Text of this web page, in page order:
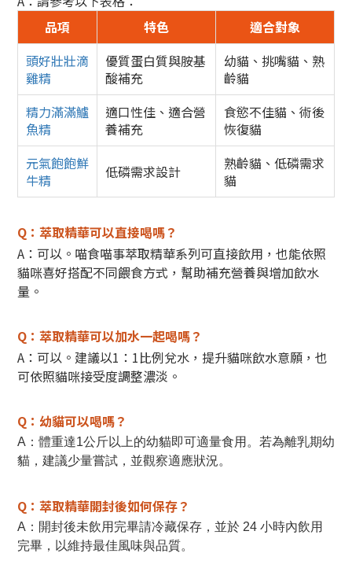
品項
特色
適合對象
頭好壯壯滴
雞精
優質蛋白質與胺基
酸補充
幼貓、挑嘴貓、熟
齡貓
精力滿滿鱸
魚精
適口性佳、適合營
養補充
食慾不佳貓、術後
恢復貓
元氣飽飽鮮
牛精
低磷需求設計
熟齡貓、低磷需求
貓
Q：萃取精華可以直接喝嗎？
A： 可以。喵食喵事萃取精華系列可直接飲用，也能依照
貓咪喜好搭配不同餵食方式，幫助補充營養與增加飲水
量。
Q： 萃取精華可以加水一起喝嗎？
A：可以。 建議以1：1比例兌水，提升貓咪飲水意願，也
可依照貓咪接受度調整濃淡。
Q： 幼貓可以喝嗎？
A：體重達1公斤以上的幼貓即可適量食用。若為離乳期幼
貓，建議少量嘗試，並觀察適應狀況。
Q：萃取精華開封後如何保存？
A：開封後未飲用完畢請冷藏保存，並於 24 小時內飲用
完畢，以維持最佳風味與品質。